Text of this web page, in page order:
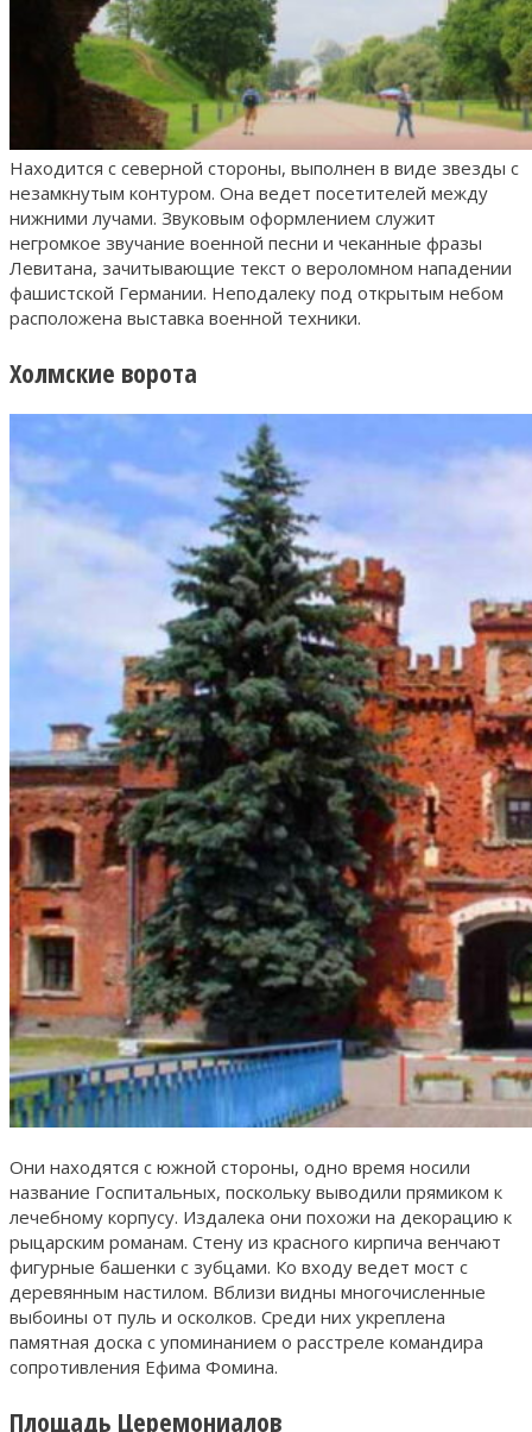
Находится с северной стороны, выполнен в виде звезды с
незамкнутым контуром. Она ведет посетителей между
нижними лучами. Звуковым оформлением служит
негромкое звучание военной песни и чеканные фразы
Левитана, зачитывающие текст о вероломном нападении
фашистской Германии. Неподалеку под открытым небом
расположена выставка военной техники.
Холмские ворота
Они находятся с южной стороны, одно время носили
название Госпитальных, поскольку выводили прямиком к
лечебному корпусу. Издалека они похожи на декорацию к
рыцарским романам. Стену из красного кирпича венчают
фигурные башенки с зубцами. Ко входу ведет мост с
деревянным настилом. Вблизи видны многочисленные
выбоины от пуль и осколков. Среди них укреплена
памятная доска с упоминанием о расстреле командира
сопротивления Ефима Фомина.
Площадь Церемониалов